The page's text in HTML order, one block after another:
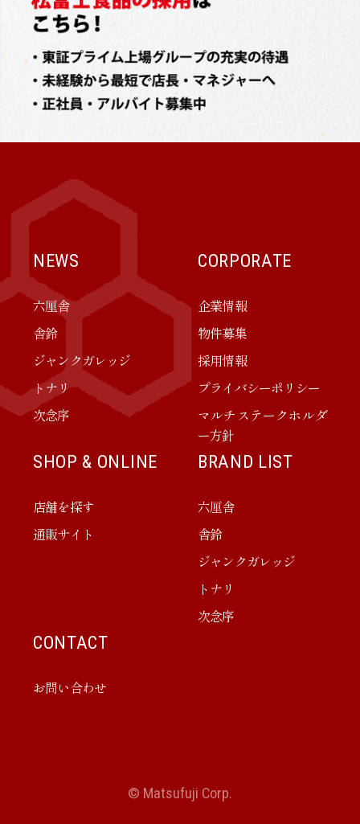
NEWS
六厘舎
舎鈴
ジャンクガレッジ
トナリ
次念序
CORPORATE
企業情報
物件募集
採用情報
プライバシーポリシー
マルチステークホルダ
ー方針
SHOP & ONLINE
店舗を探す
通販サイト
BRAND LIST
六厘舎
舎鈴
ジャンクガレッジ
トナリ
次念序
CONTACT
お問い合わせ
© Matsufuji Corp.